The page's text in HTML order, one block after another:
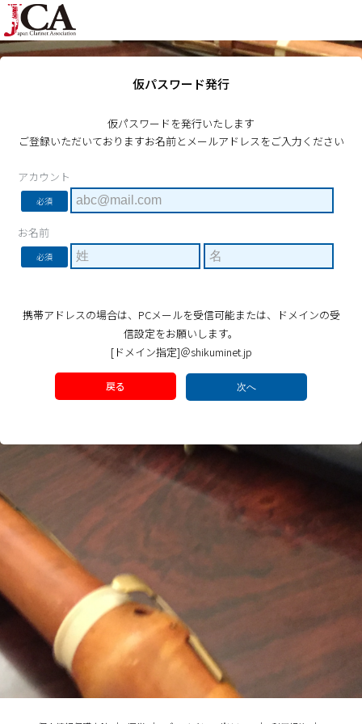
仮パスワード発行
仮パスワードを発行いたします
ご登録いただいておりますお名前とメールアドレスをご入力ください
アカウント
必須
お名前
必須
携帯アドレスの場合は、PCメールを受信可能または、ドメインの受
信設定をお願いします。
[ドメイン指定]＠shikuminet.jp
戻る 次へ